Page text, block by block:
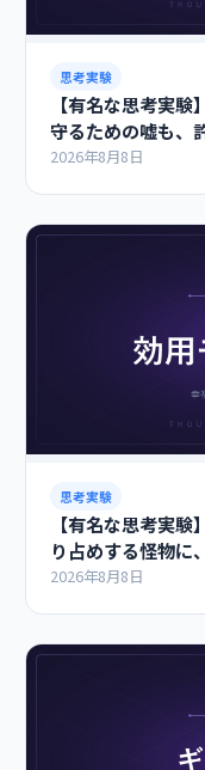
思考実験
【有名な思考実
守るための嘘も、
2026年8月8日
思考実験
【有名な思考実
り占めする怪物に
2026年8月8日